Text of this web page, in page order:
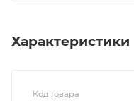
Характеристики
Код товара